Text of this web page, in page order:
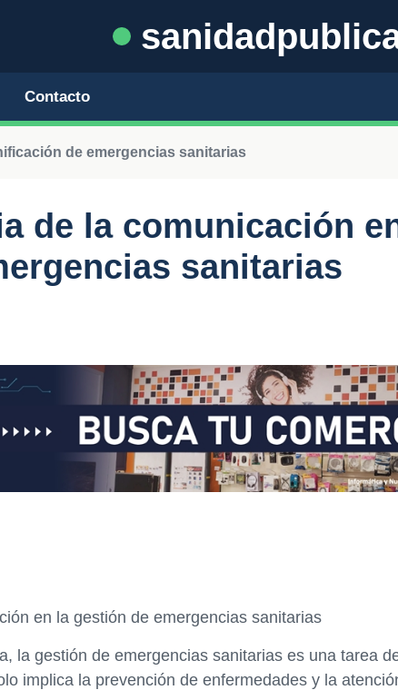
Contacto
de emergencias sanitarias
de la comunicación
sanitarias
en la gestión de emergencias sanitarias
la gestión de emergencias sanitarias es una tarea
implica la prevención de enfermedades y la